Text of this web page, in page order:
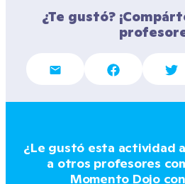
¿Te gustó?
¿Le gustó esta actividad
a otros profesores
Momento Dojo